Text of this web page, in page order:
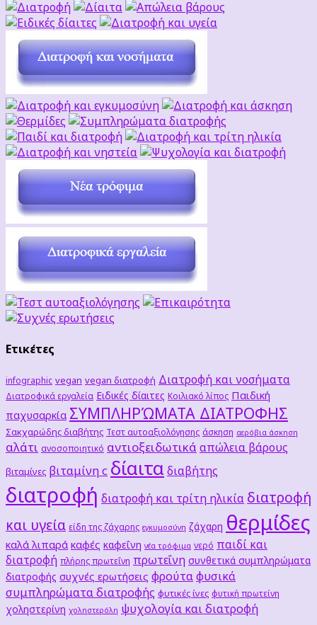
Ετικέτες
infographic vegan vegan διατροφή Διατροφή και νοσήματα
Διατροφικά εργαλεία Ειδικές δίαιτες Κοιλιακό λίπος Παιδική
παχυσαρκία ΣΥΜΠΛΗΡΏΜΑΤΑ ΔΙΑΤΡΟΦΗΣ
Σακχαρώδης διαβήτης Τεστ αυτοαξιολόγησης άσκηση αερόβια άσκηση
αλάτι ανοσοποιητικό αντιοξειδωτικά απώλεια βάρους
βιταμίνες βιταμίνη c δίαιτα διαβήτης
διατροφή διατροφή και τρίτη ηλικία διατροφή
και υγεία είδη της ζάχαρης εγκυμοσύνη ζάχαρη θερμίδες
καλά λιπαρά καφές καφεΐνη νέα τρόφιμα νερό παιδί και
διατροφή πλήρης πρωτεΐνη πρωτεΐνη συνθετικά συμπληρώματα
διατροφής συχνές ερωτήσεις φρούταφυσικά
συμπληρώματα διατροφής φυτικές ίνες φυτική πρωτείνη
χοληστερίνη χοληστερόλη ψυχολογία και διατροφή